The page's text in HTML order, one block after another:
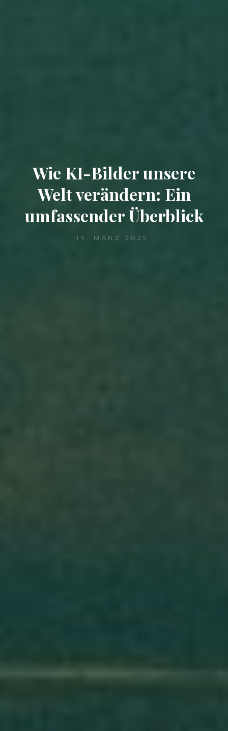
Wie KI-Bilder unsere
Welt verändern: Ein
umfassender Überblick
19. MÄRZ 2025